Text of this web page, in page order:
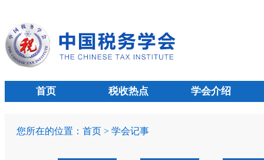
首页 税收热点 学会介绍
您所在的位置： 首页 > 学会记事